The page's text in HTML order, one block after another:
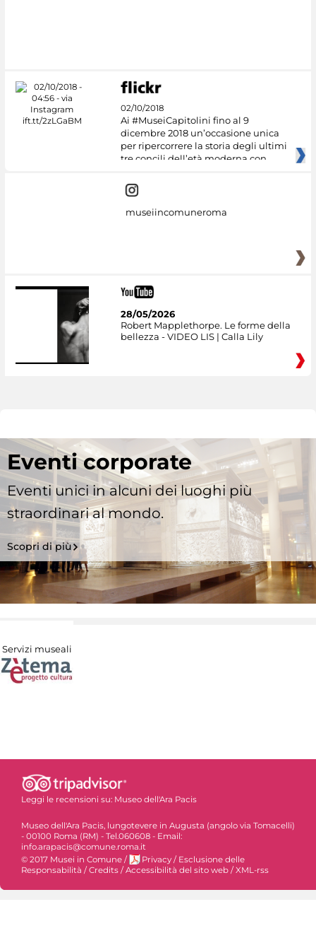
02/10/2018
Ai #MuseiCapitolini fino al 9
dicembre 2018 un’occasione unica
per ripercorrere la storia degli ultimi
tre concili dell’età moderna con
museiincomuneroma
28/05/2026
Robert Mapplethorpe. Le forme della
bellezza - VIDEO LIS | Calla Lily
Eventi corporate
Eventi unici in alcuni dei luoghi più
straordinari al mondo.
Scopri di più
Servizi museali
Leggi le recensioni su: Museo dell'Ara Pacis
Museo dell'Ara Pacis, lungotevere in Augusta (angolo via Tomacelli)
- 00100 Roma (RM) - Tel.060608 - Email:
info.arapacis@comune.roma.it
© 2017 Musei in Comune / Privacy / Esclusione delle
Responsabilità / Credits / Accessibilità del sito web / XML-rss